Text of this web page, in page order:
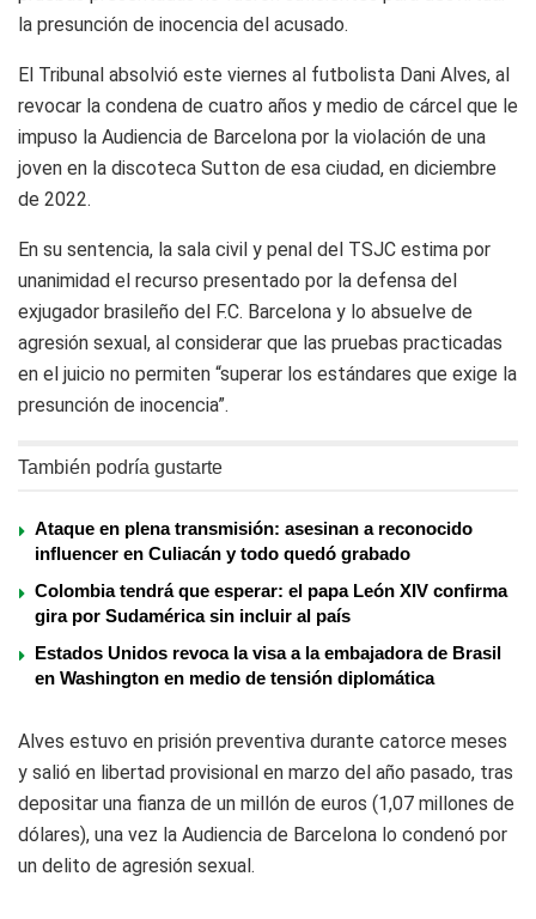
la presunción de inocencia del acusado.
El Tribunal absolvió este viernes al futbolista Dani Alves, al
revocar la condena de cuatro años y medio de cárcel que le
impuso la Audiencia de Barcelona por la violación de una
joven en la discoteca Sutton de esa ciudad, en diciembre
de 2022.
En su sentencia, la sala civil y penal del TSJC estima por
unanimidad el recurso presentado por la defensa del
exjugador brasileño del F.C. Barcelona y lo absuelve de
agresión sexual, al considerar que las pruebas practicadas
en el juicio no permiten “superar los estándares que exige la
presunción de inocencia”.
También podría gustarte
Ataque en plena transmisión: asesinan a reconocido
influencer en Culiacán y todo quedó grabado
Colombia tendrá que esperar: el papa León XIV confirma
gira por Sudamérica sin incluir al país
Estados Unidos revoca la visa a la embajadora de Brasil
en Washington en medio de tensión diplomática
Alves estuvo en prisión preventiva durante catorce meses
y salió en libertad provisional en marzo del año pasado, tras
depositar una fianza de un millón de euros (1,07 millones de
dólares), una vez la Audiencia de Barcelona lo condenó por
un delito de agresión sexual.